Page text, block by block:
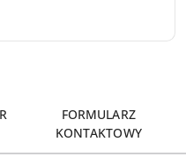
FORMULARZ
KONTAKTOWY